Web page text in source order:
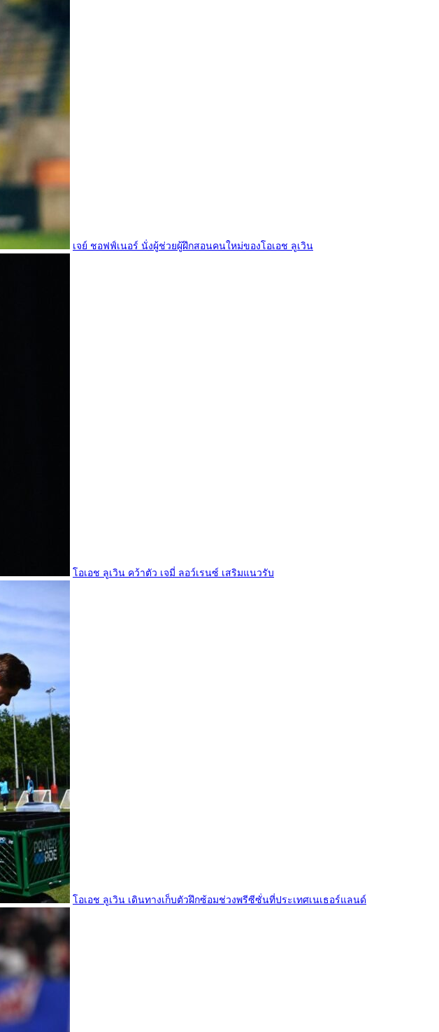
เจย์ ชอฟฟ์เนอร์ นั่งผู้ช่วยผู้ฝึกสอนคนใหม่ของโอเอช ลูเวิน
โอเอช ลูเวิน คว้าตัว เจมี่ ลอว์เรนซ์ เสริมแนวรับ
โอเอช ลูเวิน เดินทางเก็บตัวฝึกซ้อมช่วงพรีซีซั่นที่ประเทศเนเธอร์แลนด์